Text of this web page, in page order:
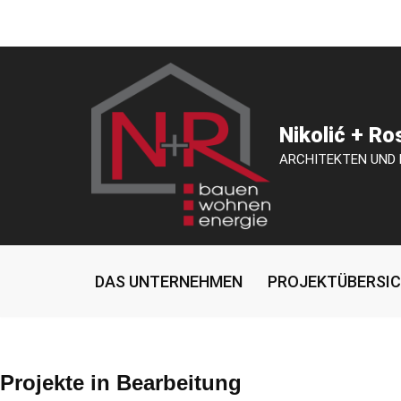
Zum
Nikolić +
ARCHITEKTEN UND
DAS UNTERNEHMEN
Projekte in Bearbeitung